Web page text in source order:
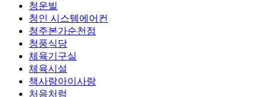
청운빌
청인 시스템에어컨
청주본가순천점
청풍식당
체육기구실
체육시설
책사랑아이사랑
처음처럼